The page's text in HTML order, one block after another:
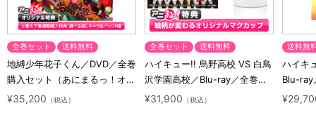
全巻セット 送料無料
地縛少年花子くん／DVD／全巻
購入セット（あにまるっ！オリ
ジナル特典付き・送料無料）
¥35,200 （税込）
全巻セット 送料無料
ハイキュー!! 烏野高校 VS 白鳥
沢学園高校／Blu-ray／全巻セ
ット（初回生産限定・アニまる
¥31,900 （税込）
送料無
ハイキ
Blu-ray
ト（初